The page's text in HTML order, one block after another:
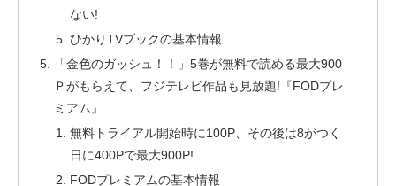
ない!
ひかりTVブックの基本情報
「金色のガッシュ！！」5巻が無料で読める最大900
Ｐがもらえて、フジテレビ作品も見放題!『FODプレ
ミアム』
無料トライアル開始時に100P、その後は8がつく
日に400Pで最大900P!
FODプレミアムの基本情報